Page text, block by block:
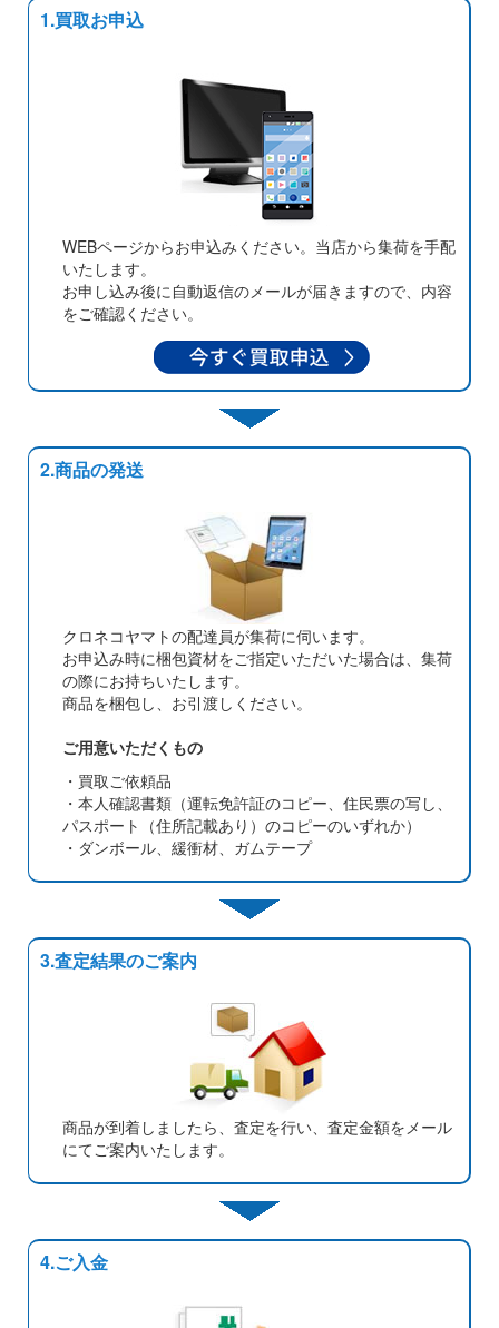
1.買取お申込
WEBページからお申込みください。当店から集荷を手配
いたします。
お申し込み後に自動返信のメールが届きますので、内容
をご確認ください。
2.商品の発送
クロネコヤマトの配達員が集荷に伺います。
お申込み時に梱包資材をご指定いただいた場合は、集荷
の際にお持ちいたします。
商品を梱包し、お引渡しください。
ご用意いただくもの
・買取ご依頼品
・本人確認書類（運転免許証のコピー、住民票の写し、
パスポート（住所記載あり）のコピーのいずれか）
・ダンボール、緩衝材、ガムテープ
3.査定結果のご案内
商品が到着しましたら、査定を行い、査定金額をメール
にてご案内いたします。
4.ご入金